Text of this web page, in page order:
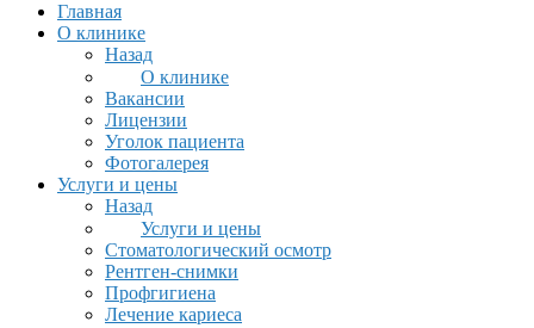
Главная
О клинике
Назад
О клинике
Вакансии
Лицензии
Уголок пациента
Фотогалерея
Услуги и цены
Назад
Услуги и цены
Стоматологический осмотр
Рентген-снимки
Профгигиена
Лечение кариеса